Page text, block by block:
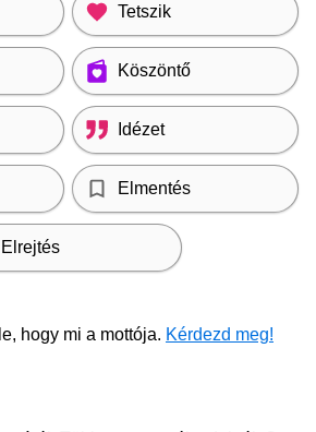
Tetszik
Köszöntő
Idézet
Elmentés
Elrejtés
hogy mi a mottója. Kérdezd meg!